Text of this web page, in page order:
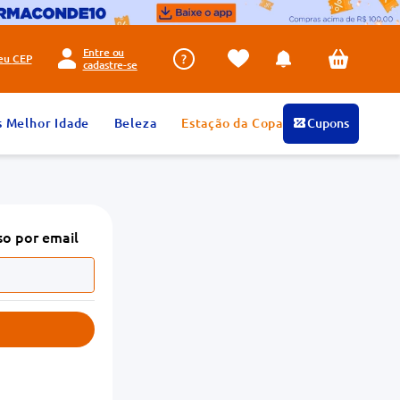
CEP
Entre ou
cadastre-se
Melhor Idade Beleza Estação da Copa Cupons
por email